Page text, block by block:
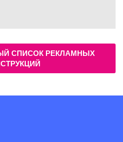
СПИСОК РЕКЛАМНЫХ